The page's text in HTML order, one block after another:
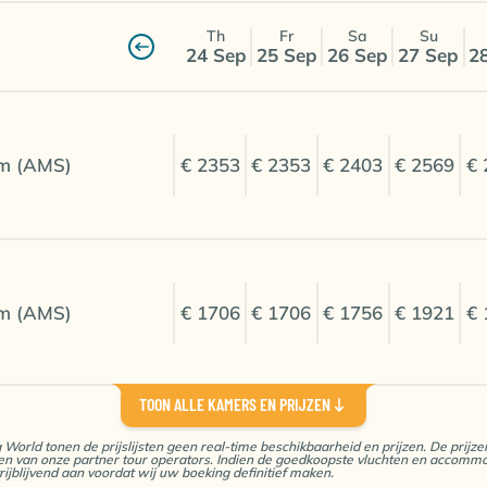
Th
24 Sep
Fr
25 Sep
Sa
26 Sep
Su
27 Sep
(AMS) € 2353 € 2353 € 2403 € 2569 €
(AMS) € 1706 € 1706 € 1756 € 1921 €
(AMS) € 2497 € 2497 € 2547
TOON ALLE KAMERS EN PRIJZEN
tonen de prijslijsten geen real-time beschikbaarheid en prijzen. De
van onze partner tour operators. Indien de goedkoopste vluchten en
aan voordat wij uw boeking definitief maken.